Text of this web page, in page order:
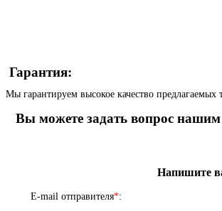
Гарантия:
Мы гарантируем высокое качество
Вы можете задать вопрос
Напишите
E-mail отправителя*: